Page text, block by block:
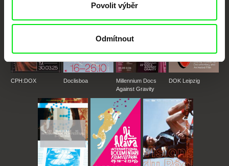
Povolit výběr
Odmítnout
CPH:DOX Doclisboa
Millennium Docs
Against Gravity
DOK Leipzig